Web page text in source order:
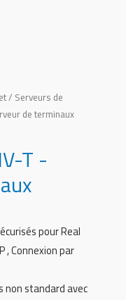
/ Serveurs de
de terminaux
T -
pour Real
, Connexion par
non standard avec